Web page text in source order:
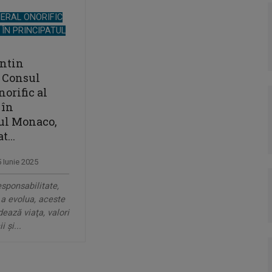
ONORIFIC
PRINCIPATUL
al
în
Monaco,
2025
evolua, aceste
viaţa, valori
şi...